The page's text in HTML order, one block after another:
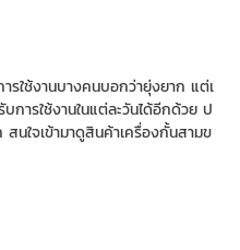
รใช้งานบางคนบอกว่ายุ่งยาก แต่เ
ารใช้งานในแต่ละวันได้อีกด้วย ป
นใจเข้ามาดูสินค้าเครื่องกั้นสามข